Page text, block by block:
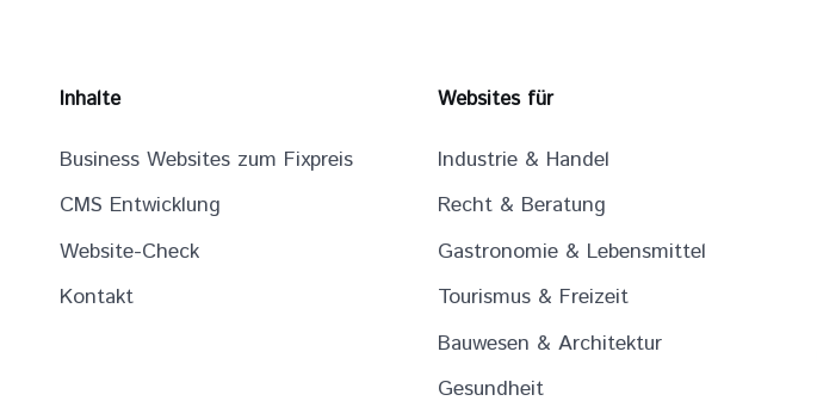
Inhalte
Business Websites zum Fixpreis
CMS Entwicklung
Website-Check
Kontakt
Websites für
Industrie & Handel
Recht & Beratung
Gastronomie & Lebensmittel
Tourismus & Freizeit
Bauwesen & Architektur
Gesundheit